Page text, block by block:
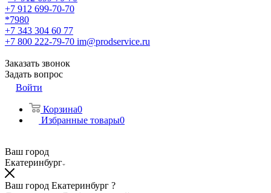
+7 912 699-70-70
*7980
+7 343 304 60 77
+7 800 222-79-70 im@prodservice.ru
Заказать звонок
Задать вопрос
Войти
Корзина0
Избранные товары0
Ваш город
Екатеринбург
Ваш город Екатеринбург ?